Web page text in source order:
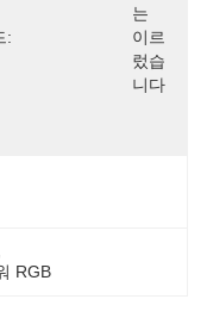
:
는
이르
렀습
니다
RGB